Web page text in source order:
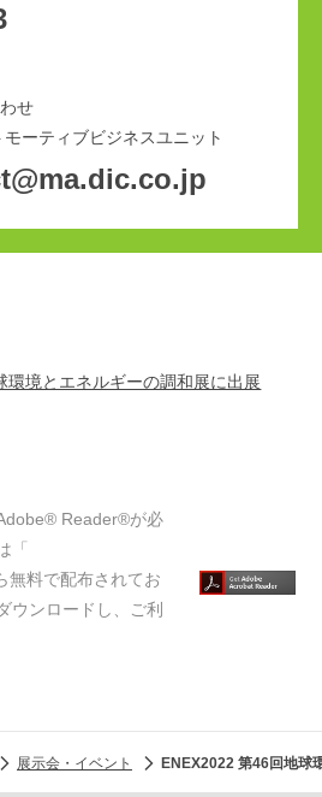
せ
ーティブビジネスユニット
環境とエネルギーの調和展に出展
Reader®が必
「
無料で配布されてお
ウンロードし、ご利
展示会・イベント ENEX2022 第46回地球